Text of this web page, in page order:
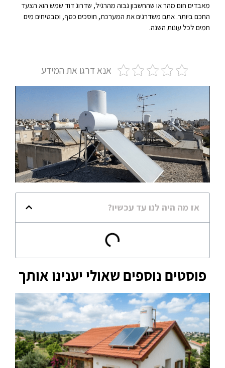
מאבדים חום מהר או שהחשבון גבוה מהרגיל, שדרוג דוד שמש הוא הצעד
החכם ביותר. אתם משדרגים את המערכת, חוסכים כסף, ומבטיחים מים
חמים לכל עונות השנה.
אנא דרגו את המידע
אז מה היה לנו עד עכשיו?
פוסטים נוספים שאולי יענינו אותך